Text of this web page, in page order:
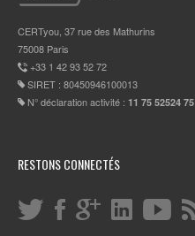
CERTyou, 37 rue des Mathurins
75008 Paris
+33 1 42 93 52 72
SIRET : 80450946100013
N° déclaration activité : 11 75 52524 75
RESTONS CONNECTÉS